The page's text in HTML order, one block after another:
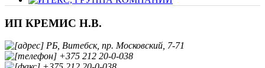
ИП КРЕМИС Н.В.
РБ, Витебск, пр. Московский, 7-71
+375 212 20-0-038